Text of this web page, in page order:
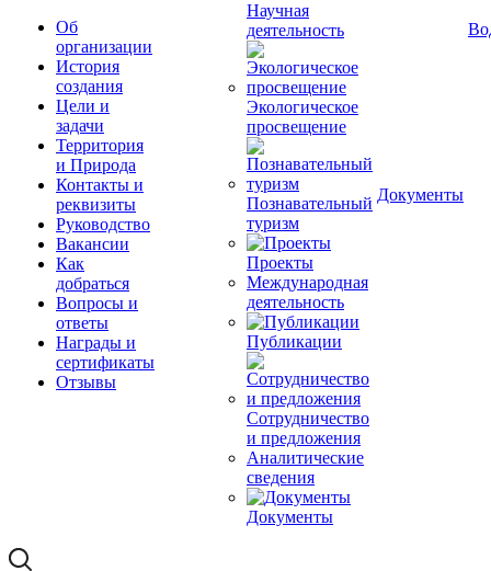
Об
организации
История
создания
Цели и
задачи
Территория
и Природа
Контакты и
реквизиты
Руководство
Вакансии
Как
добраться
Вопросы и
ответы
Награды и
сертификаты
Отзывы
Научная
деятельность
Экологическое
просвещение
Познавательный
туризм
Проекты
Международная
деятельность
Публикации
Сотрудничество
и предложения
Аналитические
сведения
Документы
Документы